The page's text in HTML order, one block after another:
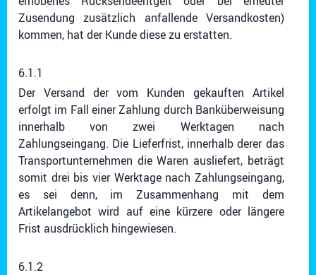
Zusendung zusätzlich anfallende Versandkosten)
kommen, hat der Kunde diese zu erstatten.
6.1.1
Der Versand der vom Kunden gekauften Artikel
erfolgt im Fall einer Zahlung durch Banküberweisung
innerhalb von zwei Werktagen nach
Zahlungseingang. Die Lieferfrist, innerhalb derer das
Transportunternehmen die Waren ausliefert, beträgt
somit drei bis vier Werktage nach Zahlungseingang,
es sei denn, im Zusammenhang mit dem
Artikelangebot wird auf eine kürzere oder längere
Frist ausdrücklich hingewiesen.
6.1.2